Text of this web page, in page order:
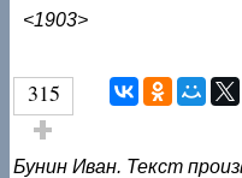
<1903>
315
Голос за!
Бунин Иван. Текст